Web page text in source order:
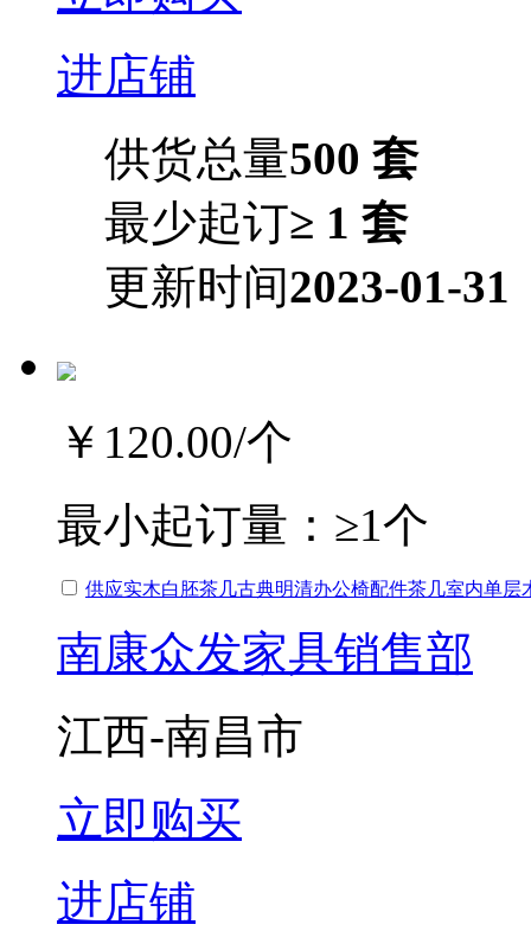
进店铺
供货总量500 套
最少起订≥ 1 套
更新时间2023-01-31
￥120.00/个
最小起订量： ≥1个
供应实木白胚茶几古典明清办公椅配件茶几室内单层
南康众发家具销售部
江西-南昌市
立即购买
进店铺